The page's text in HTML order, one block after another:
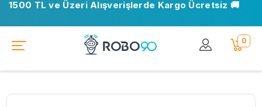
1500 TL ve Üzeri Alışverişlerde Kargo Ücretsiz 🚚
0